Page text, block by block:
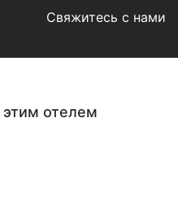
Свяжитесь с нами
отелем